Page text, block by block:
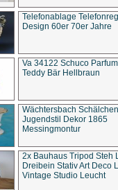
Telefonablage
Design 60er 70er Jahre
Va 34122 Schuco
Teddy Bär Hellbraun
Wächtersbach Schälchen
Jugendstil Dekor 1865
Messingmontur
2x Bauhaus Tripod Steh
Dreibein Stativ Art Deco
Vintage Studio Leucht